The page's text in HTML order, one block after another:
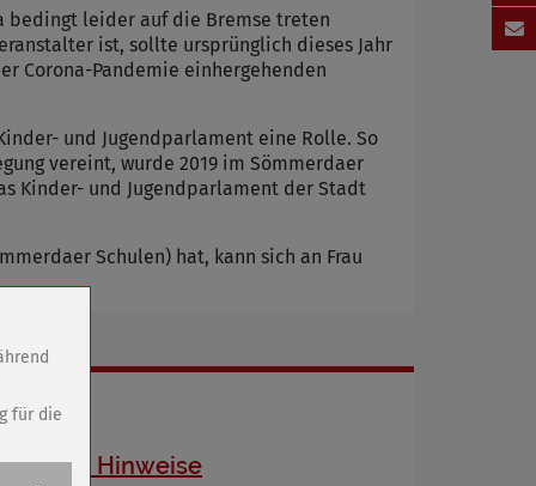
bedingt leider auf die Bremse treten
ist, sollte ursprünglich dieses Jahr
Corona-Pandemie einhergehenden
und Jugendparlament eine Rolle. So
vereint, wurde 2019 im Sömmerdaer
Kinder- und Jugendparlament der Stadt
Schulen) hat, kann sich an Frau
Hinweise
für die